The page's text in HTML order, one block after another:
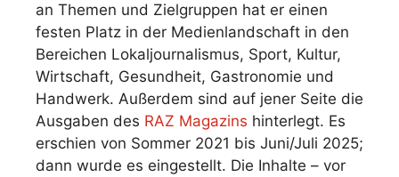
an Themen und Zielgruppen hat er einen
festen Platz in der Medienlandschaft in den
Bereichen Lokaljournalismus, Sport, Kultur,
Wirtschaft, Gesundheit, Gastronomie und
Handwerk. Außerdem sind auf jener Seite die
Ausgaben des RAZ Magazins hinterlegt. Es
erschien von Sommer 2021 bis Juni/Juli 2025;
dann wurde es eingestellt. Die Inhalte – vor